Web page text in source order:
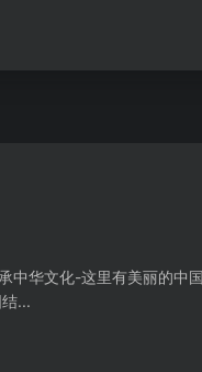
华文化-这里有美丽的中
...